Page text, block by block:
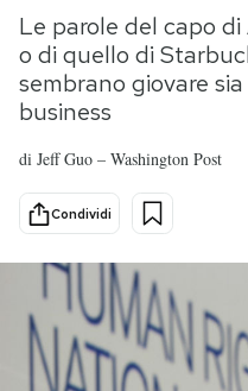
Tecnologia
Internet
Scienza
Cultura
Economia
Sport
PODCAST
NEWSLETTER
Le parole del capo
o di quello di
sembrano giovare
business
di Jeff Guo – Washington Post
Condividi